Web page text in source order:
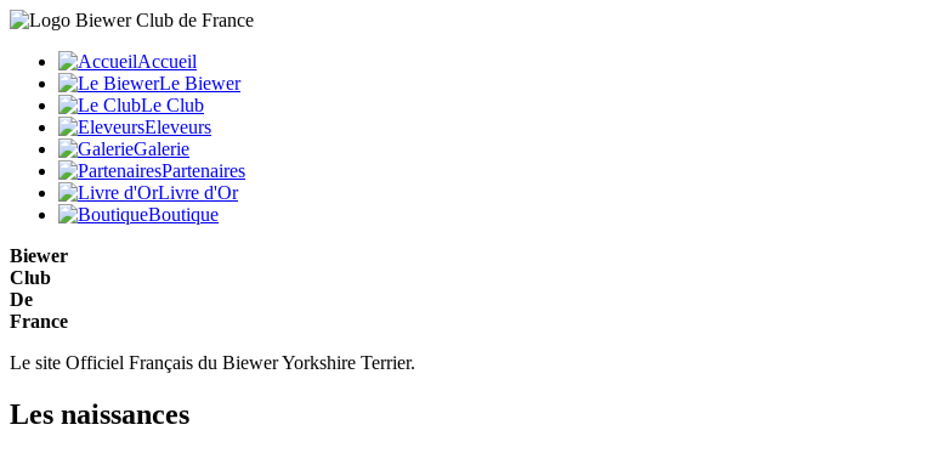
Accueil
Le Biewer
Le Club
Eleveurs
Galerie
Partenaires
Livre d'Or
Boutique
Biewer
Club
De
France
Le site Officiel Français du Biewer Yorkshire Terrier.
Les naissances